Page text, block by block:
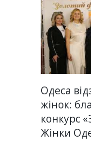
Одеса
жінок:
конкурс
Жінки